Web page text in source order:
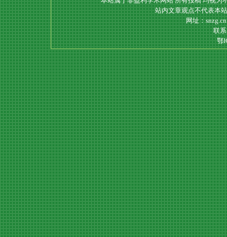
站内文章观点不代表本
网址：
联
鄂